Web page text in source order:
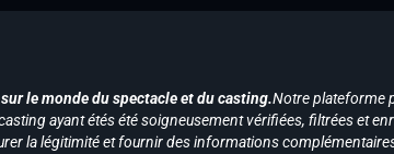
le monde du spectacle et du casting.Notre plateforme
ayant étés été soigneusement vérifiées, filtrées et
la légitimité et fournir des informations